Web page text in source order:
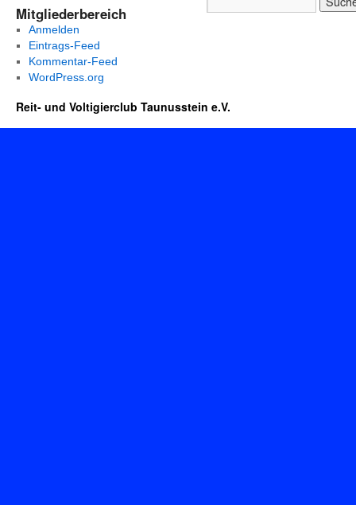
Mitgliederbereich
Anmelden
Eintrags-Feed
Kommentar-Feed
WordPress.org
Reit- und Voltigierclub Taunusstein e.V.